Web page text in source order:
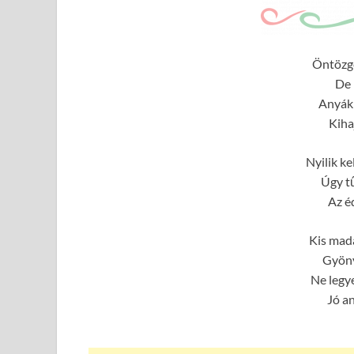
De
Nyilik
Úgy
Az
Kis
Ne
Jó